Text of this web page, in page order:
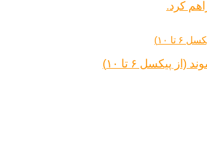
کرد.